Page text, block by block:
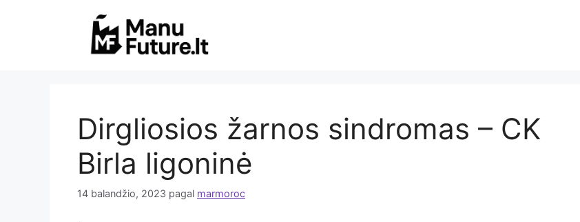
Dirgliosios žarnos sindromas – CK
Birla ligoninė
14 balandžio, 2023 pagal marmoroc